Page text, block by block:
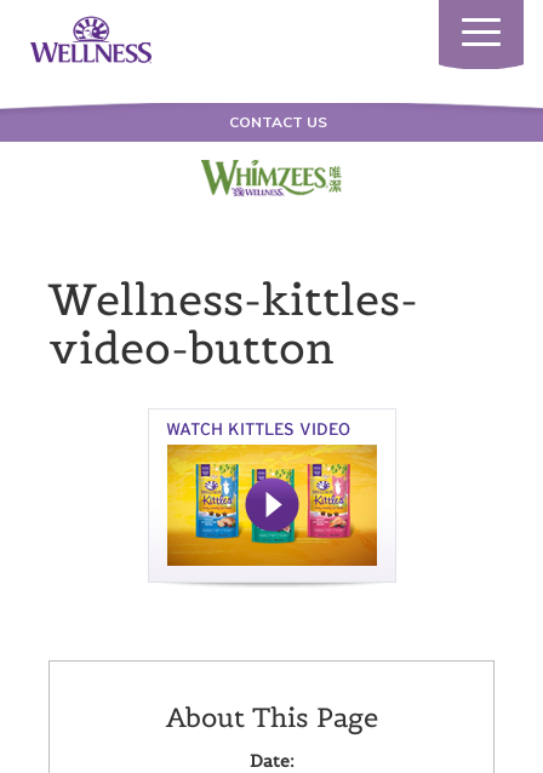
Toggle
CONTACT US
Wellness-kittles-
video-button
About This Page
Date: